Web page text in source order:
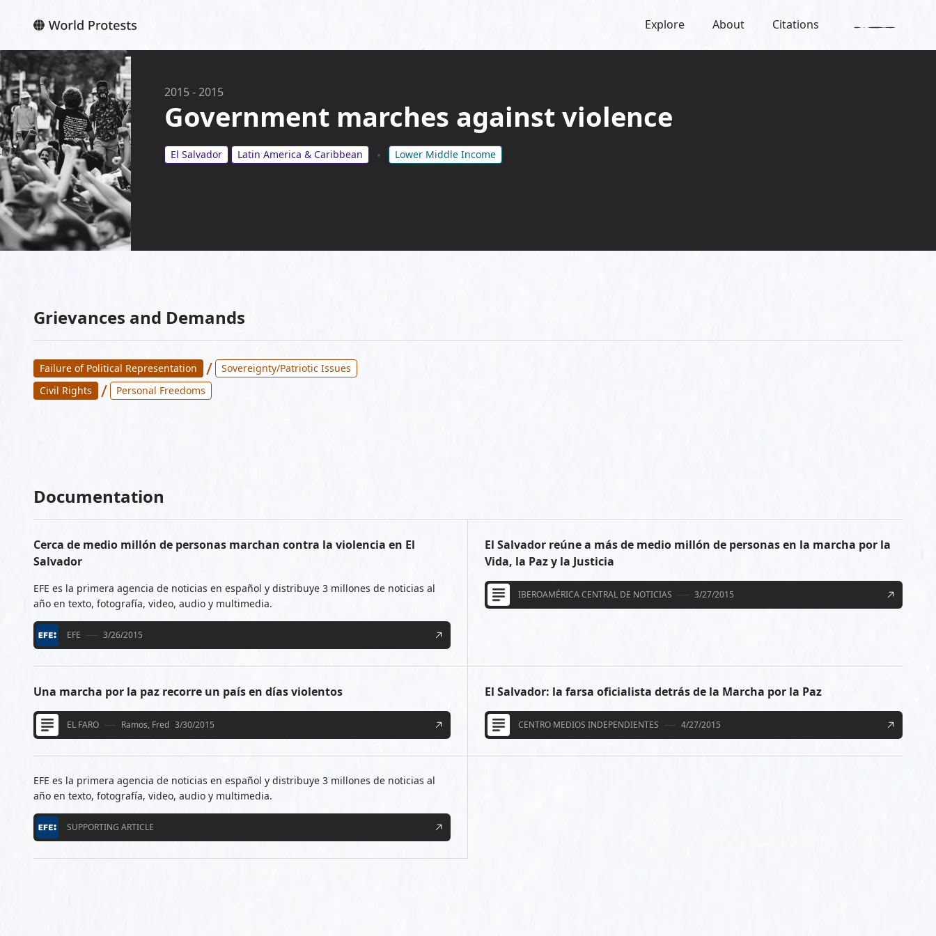
Explore About Citations
2015-2015
Government marches against violence
El Salvador Latin America & Caribbean Lower Middle Income
Grievances and Demands
Failure of Political Representation /
Sovereignty/Patriotic Issues
Civil Rights
/ Personal Freedoms
Documentation
Cerca de medio millón de personas marchan contra la violencia en El
Salvador
EFE es la primera agencia de noticias en español y distribuye 3 millones de noticias al
año en texto, fotografía, video, audio y multimedia.
EFE 3/26/2015
El Salvador reúne a más de medio millón de personas en la marcha por la
Vida, la Paz y la Justicia
IBEROAMÉRICA CENTRAL DE NOTICIAS 3/27/2015
Una marcha por la paz recorre un país en días violentos
EL FARO Ramos, Fred 3/30/2015
El Salvador: la farsa oficialista detrás de la Marcha por la Paz
CENTRO MEDIOS INDEPENDIENTES 4/27/2015
EFE es la primera agencia de noticias en español y distribuye 3 millones de noticias al
año en texto, fotografía, video, audio y multimedia.
SUPPORTING ARTICLE